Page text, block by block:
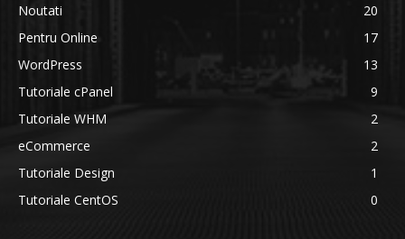
Noutati
20
Pentru Online
17
WordPress
13
Tutoriale cPanel
9
Tutoriale WHM
2
eCommerce
2
Tutoriale Design
1
Tutoriale CentOS
0